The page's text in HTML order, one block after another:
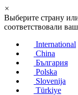
×
Выберите страну
соответствовали
International
China
България
Polska
Slovenija
Türkiye